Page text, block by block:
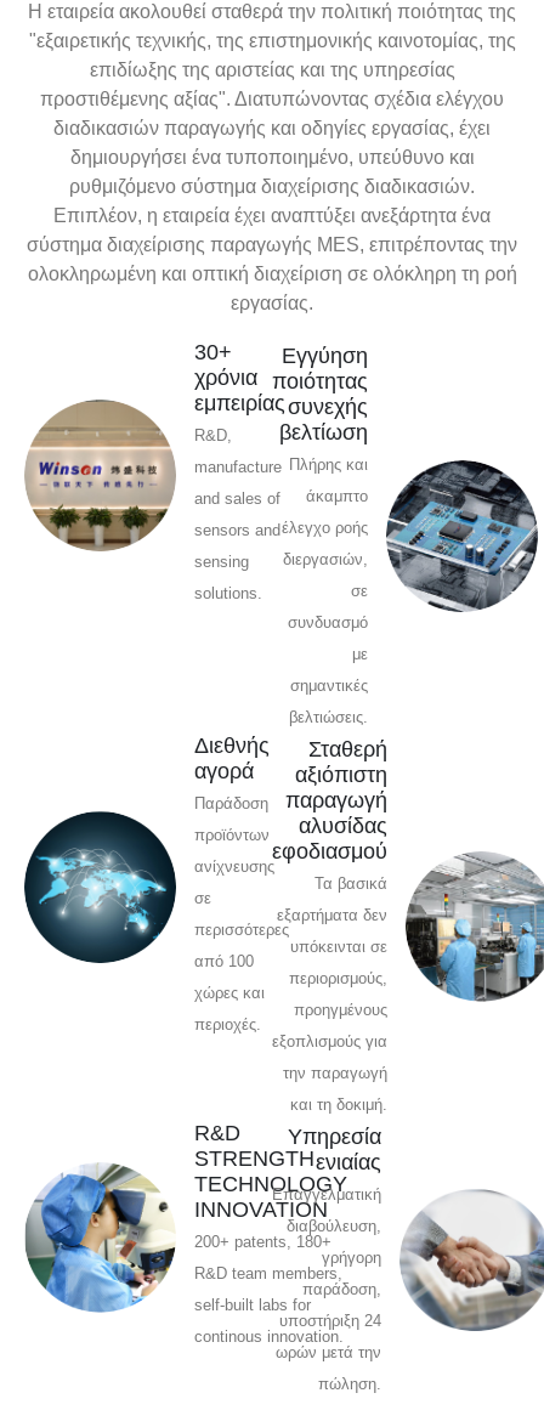
Η εταιρεία ακολουθεί σταθερά την πολιτική ποιότητας της
"εξαιρετικής τεχνικής, της επιστημονικής καινοτομίας, της
επιδίωξης της αριστείας και της υπηρεσίας
προστιθέμενης αξίας". Διατυπώνοντας σχέδια ελέγχου
διαδικασιών παραγωγής και οδηγίες εργασίας, έχει
δημιουργήσει ένα τυποποιημένο, υπεύθυνο και
ρυθμιζόμενο σύστημα διαχείρισης διαδικασιών.
Επιπλέον, η εταιρεία έχει αναπτύξει ανεξάρτητα ένα
σύστημα διαχείρισης παραγωγής MES, επιτρέποντας την
ολοκληρωμένη και οπτική διαχείριση σε ολόκληρη τη ροή
εργασίας.
30+
χρόνια
εμπειρίας
R&D,
manufacture
and sales of
sensors and
sensing
solutions.
Εγγύηση
ποιότητας
συνεχής
βελτίωση
Πλήρης και
άκαμπτο
έλεγχο ροής
διεργασιών,
σε
συνδυασμό
με
σημαντικές
βελτιώσεις.
Διεθνής
αγορά
Παράδοση
προϊόντων
ανίχνευσης
σε
περισσότερες
από 100
χώρες και
περιοχές.
Σταθερή
αξιόπιστη
παραγωγή
αλυσίδας
εφοδιασμού
Τα βασικά
εξαρτήματα δεν
υπόκεινται σε
περιορισμούς,
προηγμένους
εξοπλισμούς για
την παραγωγή
και τη δοκιμή.
R&D
STRENGTH
TECHNOLOGY
INNOVATION
200+ patents, 180+
R&D team members,
self-built labs for
continous innovation.
Υπηρεσία
ενιαίας
Επαγγελματική
διαβούλευση,
γρήγορη
παράδοση,
υποστήριξη 24
ωρών μετά την
πώληση.